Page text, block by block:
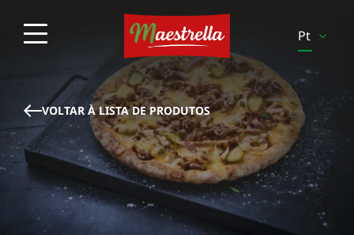
Pt
En
Es
It
Pl
Sv
VOLTAR À LISTA DE PRODUTOS